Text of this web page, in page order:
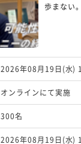
歩まない
2026年08月19日(水)
オンラインにて実施
300名
2026年08月19日(水)